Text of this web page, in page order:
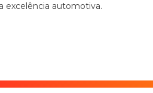
excelência automotiva.